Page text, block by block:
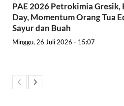
PAE 2026 Petrokimia Gresik,
Day, Momentum Orang Tua
Sayur dan Buah
Minggu, 26 Juli 2026 - 15:07